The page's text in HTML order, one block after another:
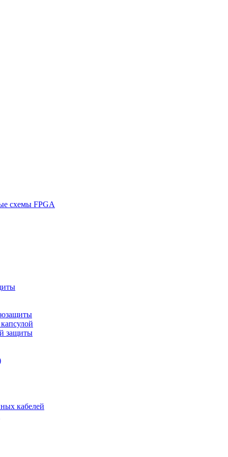
схемы FPGA
защиты
кабелей